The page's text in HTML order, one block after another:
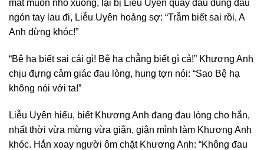
mắt muốn nhỏ xuống, lại bị Liễu Uyên quay đầu dùng đầu
ngón tay lau đi, Liễu Uyên hoảng sợ: “Trẫm biết sai rồi, A
Anh đừng khóc!”
“Bệ hạ biết sai cái gì! Bệ hạ chẳng biết gì cả!” Khương Anh
chịu đựng cảm giác đau lòng, hung tợn nói: “Sao Bệ hạ
không nói với ta!”
Liễu Uyên hiểu, biết Khương Anh đang đau lòng cho hắn,
nhất thời vừa mừng vừa giận, giận mình làm Khương Anh
khóc. Hắn xoay người ôm chặt Khương Anh: “Không đau